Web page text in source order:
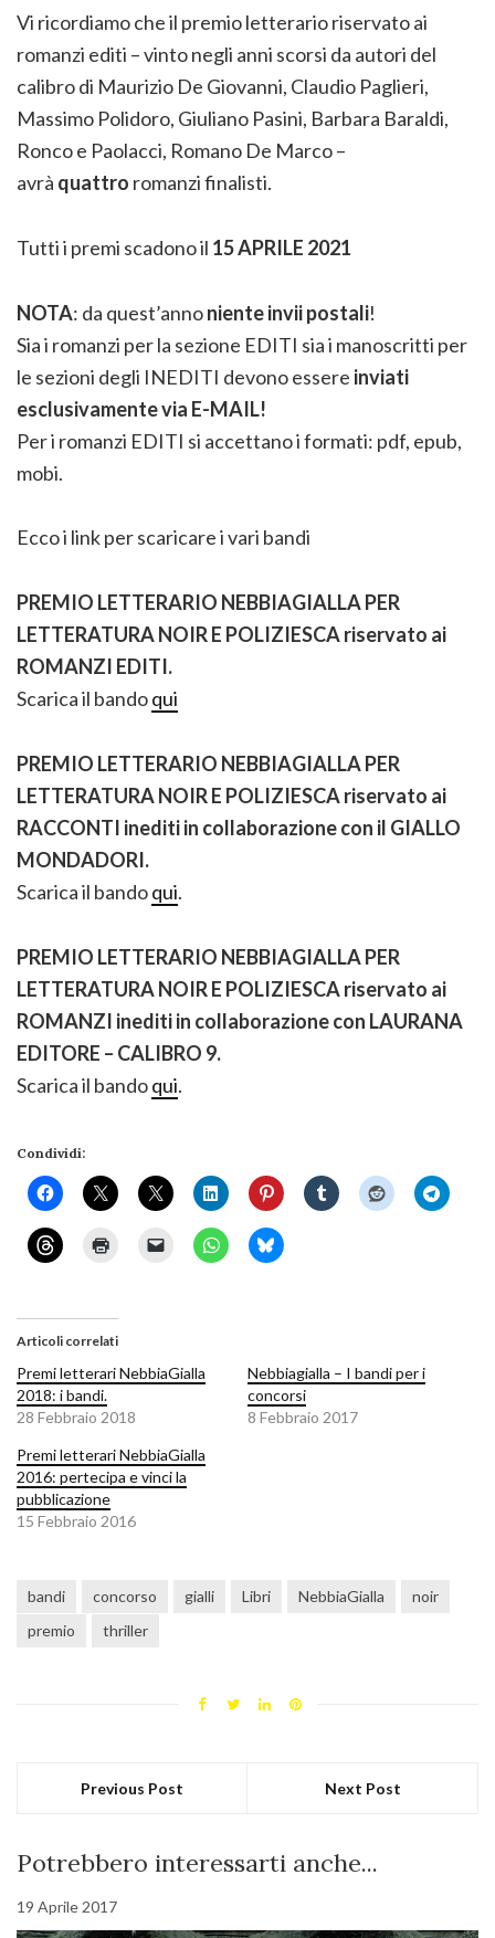
Vi ricordiamo che il premio letterario riservato ai
romanzi editi – vinto negli anni scorsi da autori del
calibro di Maurizio De Giovanni, Claudio Paglieri,
Massimo Polidoro, Giuliano Pasini, Barbara Baraldi,
Ronco e Paolacci, Romano De Marco –
avrà quattro romanzi finalisti.
Tutti i premi scadono il 15 APRILE 2021
NOTA: da quest’annoniente invii postali!
Sia i romanzi per la sezione EDITI sia i manoscritti per
le sezioni degli INEDITI devono essere inviati
esclusivamente via E-MAIL!
Per i romanzi EDITI si accettano i formati: pdf, epub,
mobi.
Ecco i link per scaricare i vari bandi
PREMIO LETTERARIO NEBBIAGIALLA PER
LETTERATURA NOIR E POLIZIESCA riservato ai
ROMANZI EDITI.
Scarica il bandoqui
PREMIO LETTERARIO NEBBIAGIALLA PER
LETTERATURA NOIR E POLIZIESCA riservato ai
RACCONTI inediti in collaborazione con il GIALLO
MONDADORI.
Scarica il bandoqui.
PREMIO LETTERARIO NEBBIAGIALLA PER
LETTERATURA NOIR E POLIZIESCA riservato ai
ROMANZI inediti in collaborazione con LAURANA
EDITORE – CALIBRO 9.
Scarica il bandoqui.
Condividi:
Articoli correlati
Premi letterari NebbiaGialla
2018: i bandi.
28 Febbraio 2018
Nebbiagialla – I bandi per i
concorsi
8 Febbraio 2017
Premi letterari NebbiaGialla
2016: pertecipa e vinci la
pubblicazione
15 Febbraio 2016
bandi concorso gialli Libri NebbiaGialla
noir
premio
thriller
Previous Post Next Post
Potrebbero interessarti anche...
19 Aprile 2017